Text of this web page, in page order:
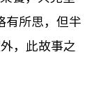
有所思，但半
，此故事之